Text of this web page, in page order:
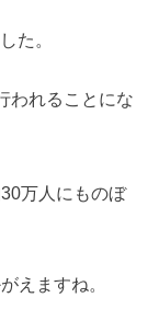
た。
われることにな
万人にものぼ
えますね。